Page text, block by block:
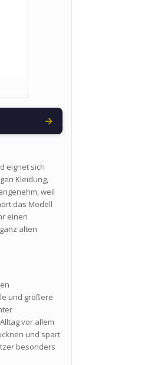
→
eignet sich
Kleidung,
weil
das Modell
einen
alten
und größere
vor allem
und spart
besonders